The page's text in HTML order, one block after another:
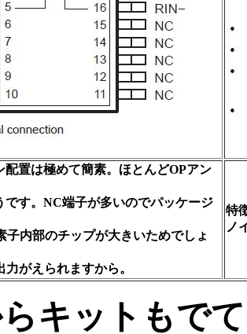
配置は極めて簡素。ほとんどOPアン
です。NC端子が多いのでパッケージ
子内部のチップが大きいためでしょ
がえられますから。
特
ノ
キットもで